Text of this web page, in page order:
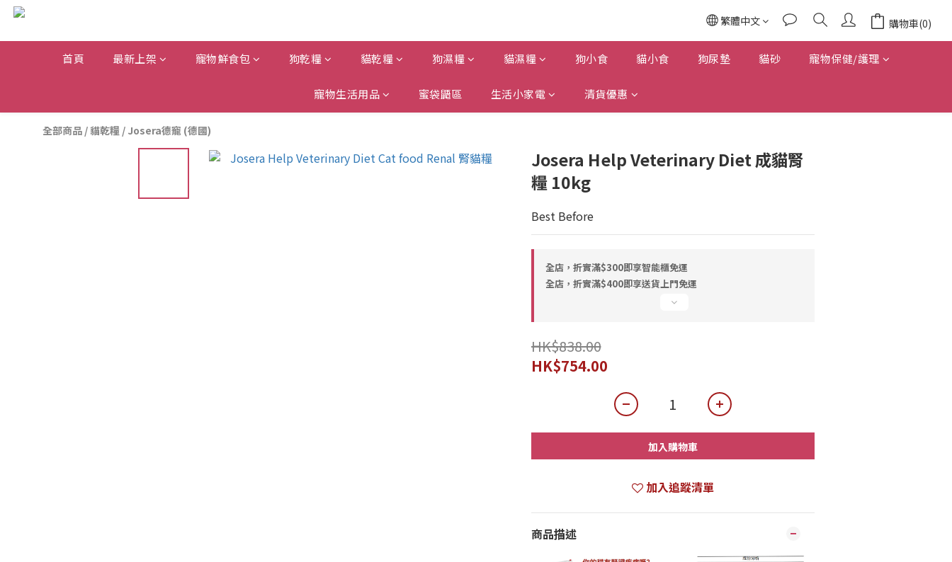
繁體中文 購物車(0)
首頁 最新上架 寵物鮮食包 狗乾糧 貓乾糧 狗濕糧 貓濕糧 狗小食 貓小食 狗尿墊 貓砂 寵物保健/護理
寵物生活用品 蜜袋鼯區 生活小家電 清貨優惠
全部商品 /貓乾糧 / Josera德寵 (德國)
Josera Help Veterinary Diet 成貓腎
糧 10kg
Best Before
全店，折實滿$300即享智能櫃免運
全店，折實滿$400即享送貨上門免運
HK$838.00
HK$754.00
加入購物車
加入追蹤清單
商品描述